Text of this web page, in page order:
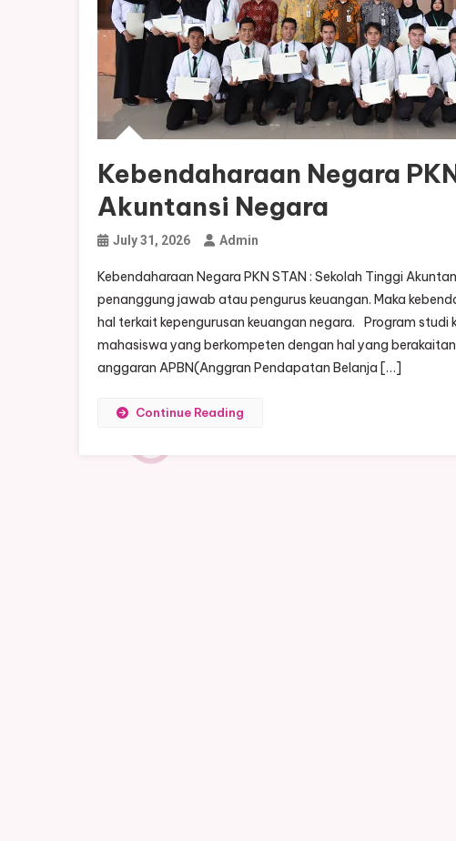
Kebendaharaan Negara
Akuntansi Negara
July 31, 2026 Admin
Kebendaharaan Negara PKN STAN : Sekolah Tinggi
penanggung jawab atau pengurus keuangan. Maka
hal terkait kepengurusan keuangan negara.⠀Program
mahasiswa yang berkompeten dengan hal yang
anggaran APBN(Anggran Pendapatan Belanja […]
Continue Reading